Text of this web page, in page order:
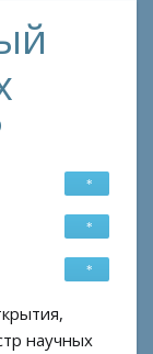
научных